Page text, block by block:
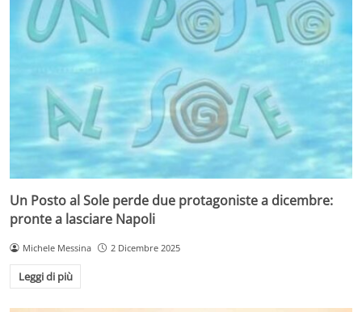
Un Posto al Sole perde due protagoniste a dicembre:
pronte a lasciare Napoli
Michele Messina 2 Dicembre 2025
Leggi di più